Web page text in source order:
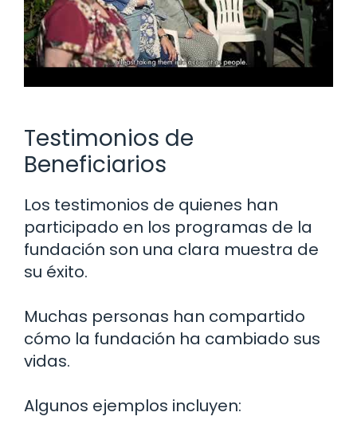
Testimonios de
Beneficiarios
Los testimonios de quienes han
participado en los programas de la
fundación son una clara muestra de
su éxito.
Muchas personas han compartido
cómo la fundación ha cambiado sus
vidas.
Algunos ejemplos incluyen: